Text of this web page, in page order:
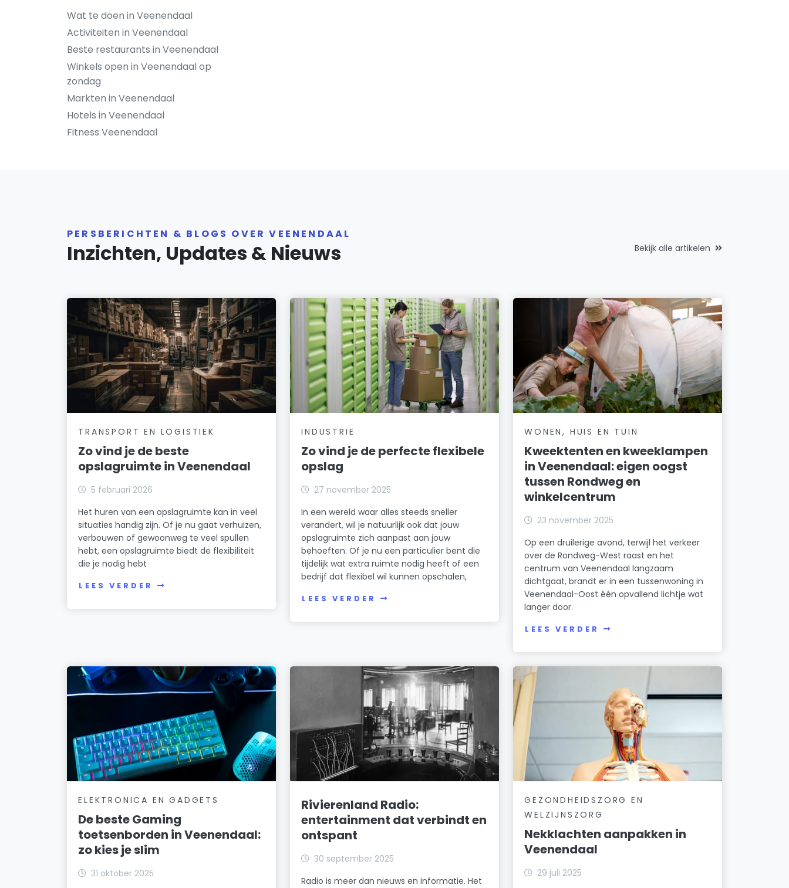
Wat te doen in Veenendaal
Activiteiten in Veenendaal
Beste restaurants in Veenendaal
Winkels open in Veenendaal op
zondag
Markten in Veenendaal
Hotels in Veenendaal
Fitness Veenendaal
PERSBERICHTEN & BLOGS OVER VEENENDAAL
Inzichten, Updates & Nieuws Bekijk alle artikelen
TRANSPORT EN LOGISTIEK
Zo vind je de beste
opslagruimte in Veenendaal
5 februari 2026
Het huren van een opslagruimte kan in veel
situaties handig zijn. Of je nu gaat verhuizen,
verbouwen of gewoonweg te veel spullen
hebt, een opslagruimte biedt de flexibiliteit
die je nodig hebt
LEES VERDER
INDUSTRIE
Zo vind je de perfecte flexibele
opslag
27 november 2025
In een wereld waar alles steeds sneller
verandert, wil je natuurlijk ook dat jouw
opslagruimte zich aanpast aan jouw
behoeften. Of je nu een particulier bent die
tijdelijk wat extra ruimte nodig heeft of een
bedrijf dat flexibel wil kunnen opschalen,
LEES VERDER
WONEN, HUIS EN TUIN
Kweektenten en kweeklampen
in Veenendaal: eigen oogst
tussen Rondweg en
winkelcentrum
23 november 2025
Op een druilerige avond, terwijl het verkeer
over de Rondweg-West raast en het
centrum van Veenendaal langzaam
dichtgaat, brandt er in een tussenwoning in
Veenendaal-Oost één opvallend lichtje wat
langer door.
LEES VERDER
ELEKTRONICA EN GADGETS
De beste Gaming
toetsenborden in Veenendaal:
zo kies je slim
31 oktober 2025
Rivierenland Radio:
entertainment dat verbindt en
ontspant
30 september 2025
Radio is meer dan nieuws en informatie. Het
GEZONDHEIDSZORG EN
WELZIJNSZORG
Nekklachten aanpakken in
Veenendaal
29 juli 2025